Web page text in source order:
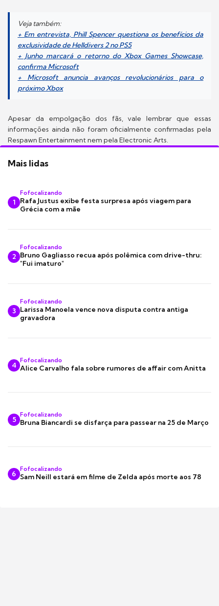
Veja também:
+ Em entrevista, Phill Spencer questiona os benefícios da
exclusividade de Helldivers 2 no PS5
+ Junho marcará o retorno do Xbox Games Showcase,
confirma Microsoft
+ Microsoft anuncia avanços revolucionários para o
próximo Xbox
Apesar da empolgação dos fãs, vale lembrar que essas
informações ainda não foram oficialmente confirmadas pela
Respawn Entertainment nem pela Electronic Arts.
Mais lidas
1
Fofocalizando
Rafa Justus exibe festa surpresa após viagem para
Grécia com a mãe
2
Fofocalizando
Bruno Gagliasso recua após polêmica com drive-thru:
"Fui imaturo"
3
Fofocalizando
Larissa Manoela vence nova disputa contra antiga
gravadora
4
Fofocalizando
Alice Carvalho fala sobre rumores de affair com Anitta
5
Fofocalizando
Bruna Biancardi se disfarça para passear na 25 de Março
6
Fofocalizando
Sam Neill estará em filme de Zelda após morte aos 78